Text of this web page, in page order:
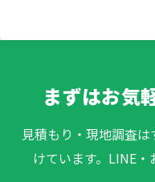
まずはお気
見積もり・現地調査
けています。LINE・